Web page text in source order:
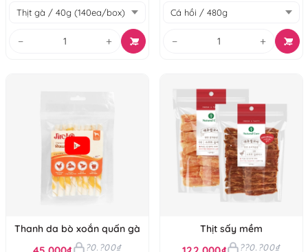
− + − +
Thanh da bò xoắn quấn gà
?0.?00₫
Thịt sấy mềm
??0.?00₫